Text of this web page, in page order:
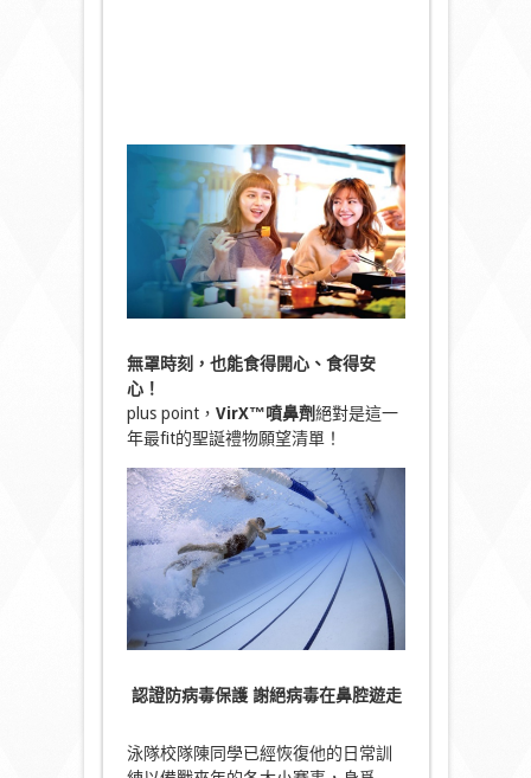
無罩時刻，也能食得開心、食得安
心！
plus point， VirX™噴鼻劑絕對是這一
年最fit的聖誕禮物願望清單！
認證防病毒保護 謝絕病毒在鼻腔遊走
泳隊校隊陳同學已經恢復他的日常訓